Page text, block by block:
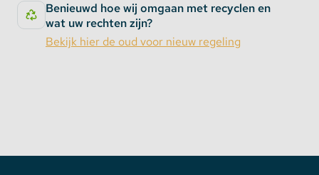
De ConBee II (2) die wij leveren is van
productiedatum Maart 2019 en is
Ubuntu, Raspbian en Docker.
Benieuwd hoe wij omgaan met recyclen en
wat uw rechten zijn?
Bekijk hier de oud voor nieuw regeling